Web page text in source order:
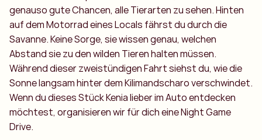
genauso gute Chancen, alle Tierarten zu sehen. Hinten
auf dem Motorrad eines Locals fährst du durch die
Savanne. Keine Sorge, sie wissen genau, welchen
Abstand sie zu den wilden Tieren halten müssen.
Während dieser zweistündigen Fahrt siehst du, wie die
Sonne langsam hinter dem Kilimandscharo verschwindet.
Wenn du dieses Stück Kenia lieber im Auto entdecken
möchtest, organisieren wir für dich eine Night Game
Drive.